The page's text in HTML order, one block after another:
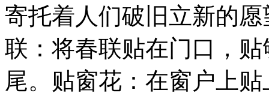
寄托着人们破旧立新的
联：将春联贴在门口，
尾。贴窗花：在窗户上